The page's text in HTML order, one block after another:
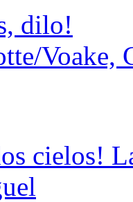
dilo!
Voake,
cielos!